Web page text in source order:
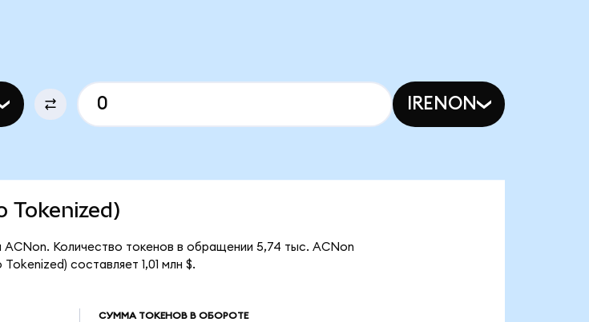
IRENON
Tokenized)
Количество токенов в обращении 5,74 тыс. ACNon
составляет 1,01 млн $.
СУММА ТОКЕНОВ В ОБОРОТЕ